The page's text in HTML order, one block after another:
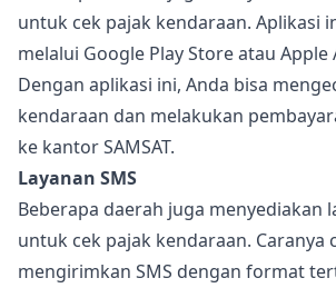
untuk cek pajak kendaraan. Aplikasi
melalui Google Play Store atau Apple
Dengan aplikasi ini, Anda bisa
kendaraan dan melakukan
ke kantor SAMSAT.
Layanan SMS
Beberapa daerah juga menyediakan
untuk cek pajak kendaraan. Caranya
mengirimkan SMS dengan format